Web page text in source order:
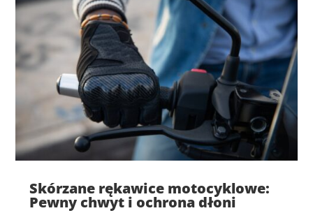
Skórzane rękawice motocyklowe:
Pewny chwyt i ochrona dłoni